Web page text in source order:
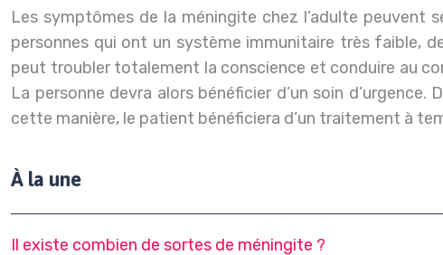
Les symptômes de la méningite chez l’adulte peuvent
personnes qui ont un système immunitaire très faible,
peut troubler totalement la conscience et conduire au
La personne devra alors bénéficier d’un soin
cette manière, le patient bénéficiera d’un traitement à
À la une
Il existe combien de sortes de méningite ?